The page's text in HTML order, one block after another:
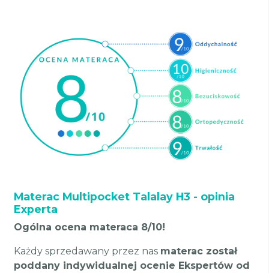
Materac Multipocket Talalay H3 - opinia
Experta
Ogólna ocena materaca 8/10!
Każdy sprzedawany przez nas materac został
poddany indywidualnej ocenie Ekspertów od